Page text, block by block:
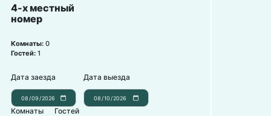
4-х местный
номер
Комнаты: 0
Гостей: 1
Дата заезда Дата выезда
Комнаты Гостей